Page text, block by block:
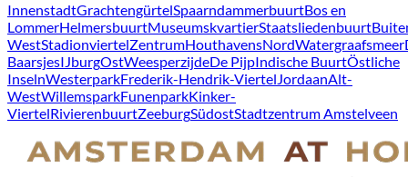
InnenstadtGrachtengürtelSpaarndammerbuurtBos en
LommerHelmersbuurtMuseumskvartierStaatsliedenbuurt
WestStadionviertelZentrumHouthavensNordWatergraafsmeer
BaarsjesIJburgOstWeesperzijdeDe PijpIndische BuurtÖstliche
InselnWesterparkFrederik-Hendrik-ViertelJordaanAlt-
WestWillemsparkFunenparkKinker-
ViertelRivierenbuurtZeeburgSüdostStadtzentrum Amstelveen